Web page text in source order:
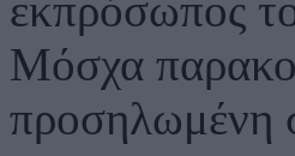
εκπρόσωπος
Μόσχα
προσηλωμένη